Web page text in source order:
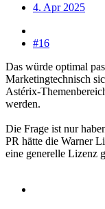
4. Apr 2025
#16
Das würde optimal
Marketingtechnisch
Astérix-
werden.
Die Frage ist nur
PR hätte die Warner
eine generelle Lizenz